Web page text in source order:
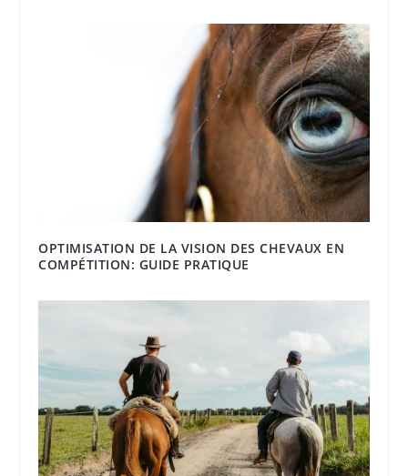
OPTIMISATION DE LA VISION DES CHEVAUX EN
COMPÉTITION: GUIDE PRATIQUE